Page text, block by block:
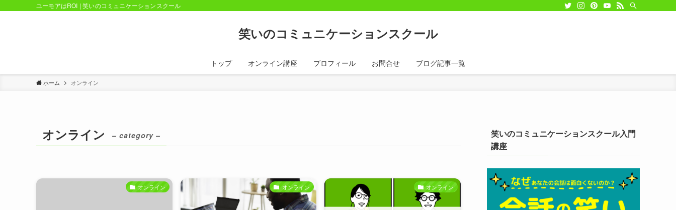
ユーモアはROI | 笑いのコミュニケーションスクール
笑いのコミュニケーションスクール
トップ オンライン講座 プロフィール お問合せ ブログ記事一覧
ホーム オンライン
オンライン – category –
オンライン オンライン オンライン
笑いのコミュニケーションスクール入門
講座